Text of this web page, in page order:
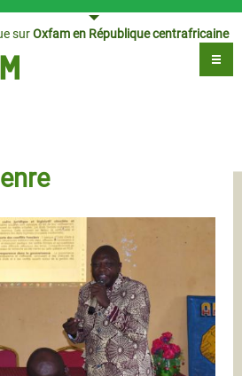
surOxfam en République centrafricaine